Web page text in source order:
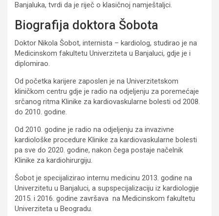
Banjaluka, tvrdi da je riječ o klasičnoj namještaljci.
Biografija doktora Šobota
Doktor Nikola Šobot, internista – kardiolog, studirao je na
Medicinskom fakultetu Univerziteta u Banjaluci, gdje je i
diplomirao.
Od početka karijere zaposlen je na Univerzitetskom
kliničkom centru gdje je radio na odjeljenju za poremećaje
srčanog ritma Klinike za kardiovaskularne bolesti od 2008.
do 2010. godine.
Od 2010. godine je radio na odjeljenju za invazivne
kardiološke procedure Klinike za kardiovaskularne bolesti
pa sve do 2020. godine, nakon čega postaje načelnik
Klinike za kardiohirurgiju.
Šobot je specijalizirao internu medicinu 2013. godine na
Univerzitetu u Banjaluci, a supspecijalizaciju iz kardiologije
2015. i 2016. godine završava na Medicinskom fakultetu
Univerziteta u Beogradu.